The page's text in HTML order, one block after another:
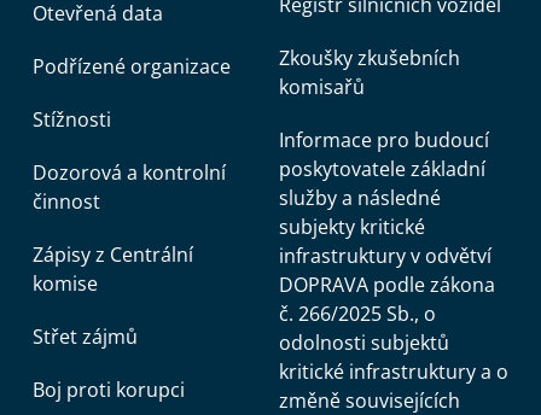
Otevřená data
Podřízené organizace
Stížnosti
Dozorová a kontrolní
činnost
Zápisy z Centrální
komise
Střet zájmů
Boj proti korupci
Zkoušky zkušebních
komisařů
Informace pro budoucí
poskytovatele základní
služby a následné
subjekty kritické
infrastruktury v odvětví
DOPRAVA podle zákona
č. 266/2025 Sb., o
odolnosti subjektů
kritické infrastruktury a o
změně souvisejících